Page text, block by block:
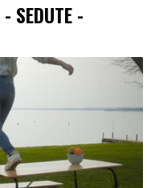
- SEDUTE -